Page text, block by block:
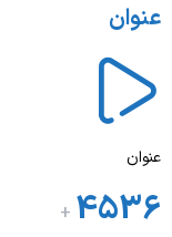
عنوان
عنوان
4536
+